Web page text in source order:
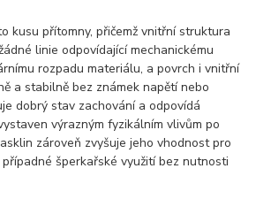
kusu přítomny, přičemž vnitřní struktura
linie odpovídající mechanickému
rozpadu materiálu, a povrch i vnitřní
a stabilně bez známek napětí nebo
dobrý stav zachování a odpovídá
výrazným fyzikálním vlivům po
zároveň zvyšuje jeho vhodnost pro
šperkařské využití bez nutnosti